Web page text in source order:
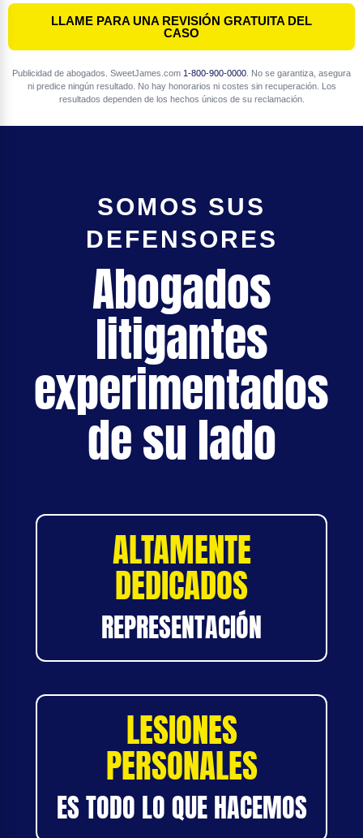
LLAME PARA UNA REVISIÓN GRATUITA DEL
CASO
Publicidad de abogados. SweetJames.com 1-800-900-0000. No se garantiza, asegura
ni predice ningún resultado. No hay honorarios ni costes sin recuperación. Los
resultados dependen de los hechos únicos de su reclamación.
SOMOS SUS
DEFENSORES
Abogados
litigantes
experimentados
de su lado
ALTAMENTE
DEDICADOS
REPRESENTACIÓN
LESIONES
PERSONALES
ES TODO LO QUE HACEMOS